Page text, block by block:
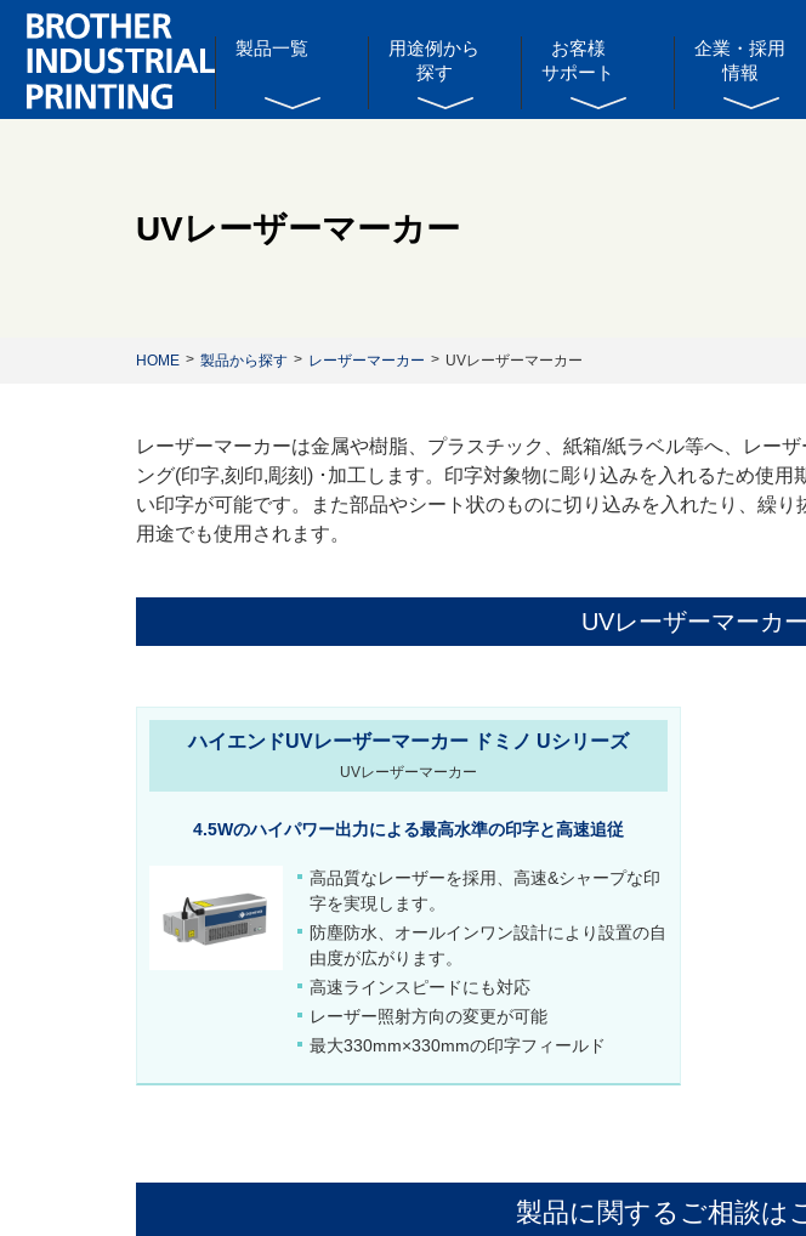
製品一覧
用途例から
探す
お客様
サポート
企業・採用
情報
UVレーザーマーカー
HOME 製品から探す レーザーマーカー UVレーザーマーカー
レーザーマーカーは金属や樹脂、プラスチック、紙箱/紙ラベル等へ、レー
ング(印字,刻印,彫刻) ･加工します。印字対象物に彫り込みを入れるため使
い印字が可能です。また部品やシート状のものに切り込みを入れたり、繰
用途でも使用されます。
UVレーザーマーカー
ハイエンドUVレーザーマーカー ドミノ Uシリーズ
UVレーザーマーカー
4.5Wのハイパワー出力による最高水準の印字と高速追従
高品質なレーザーを採用、高速&シャープな印
字を実現します。
防塵防水、オールインワン設計により設置の自
由度が広がります。
高速ラインスピードにも対応
レーザー照射方向の変更が可能
最大330mm×330mmの印字フィールド
製品に関するご相談は